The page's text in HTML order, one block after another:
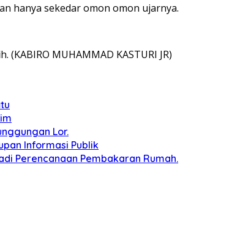
hanya sekedar omon omon ujarnya.
MUHAMMAD KASTURI JR)
Lor.
Informasi Publik
Perencanaan Pembakaran Rumah.